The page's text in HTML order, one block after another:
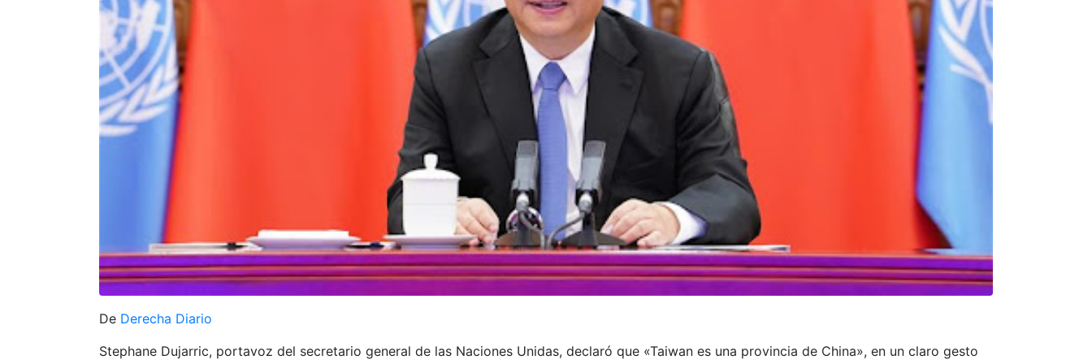
De Derecha Diario
Stephane Dujarric, portavoz del secretario general de las Naciones Unidas, declaró que «Taiwan es una provincia de China», en un claro gesto